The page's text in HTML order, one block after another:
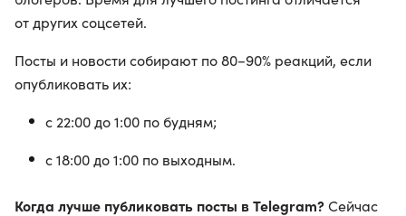
от других соцсетей.
Посты и новости собирают по 80−90% реакций, если
опубликовать их:
с 22:00 до 1:00 по будням;
с 18:00 до 1:00 по выходным.
Когда лучше публиковать посты в Telegram?Сейчас